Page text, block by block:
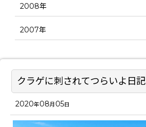
クラゲに刺されてつらいよ日記
2020年08月 05日
2008年
2007年